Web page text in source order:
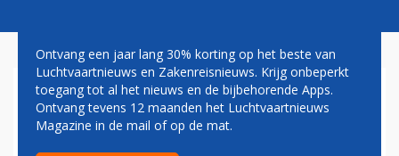
OP DEZE ROUTES ZET ANA
NIEUWE POKÉMON-777 IN
Ontvang een jaar lang 30% korting op het beste van
Luchtvaartnieuws en Zakenreisnieuws. Krijg onbeperkt
toegang tot al het nieuws en de bijbehorende Apps.
Ontvang tevens 12 maanden het Luchtvaartnieuws
Magazine in de mail of op de mat.